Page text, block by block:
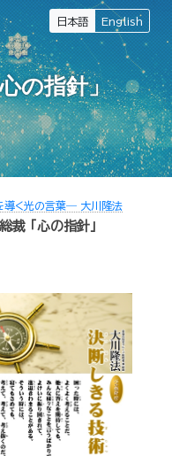
日本語 English
の指針」
導く光の言葉― 大川隆法
裁 「心の指針」